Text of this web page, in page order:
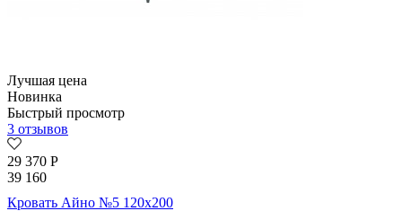
Лучшая цена
Новинка
Быстрый просмотр
3 отзывов
29 370 Р
39 160
Кровать Айно №5 120х200